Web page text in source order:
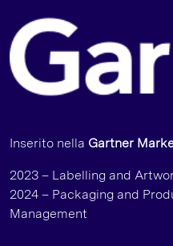
Inserito nella Gartner
2023 – Labelling and
2024 – Packaging and
Management